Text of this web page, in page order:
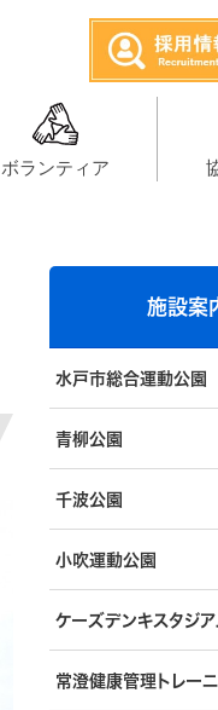
ボランティア
施設案
水戸市総合運動公園
青柳公園
千波公園
小吹運動公園
ケーズデンキスタジア
常澄健康管理トレー